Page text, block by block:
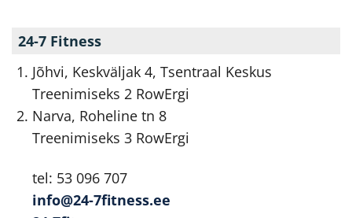
24-7 Fitness
Jõhvi, Keskväljak 4, Tsentraal Keskus
Treenimiseks 2 RowErgi
Narva, Roheline tn 8
Treenimiseks 3 RowErgi
tel: 53 096 707
info@24-7fitness.ee